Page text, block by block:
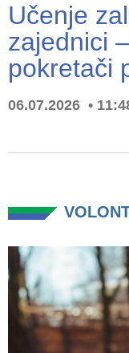
Učenje
zajednici
pokretači
06.07.2026